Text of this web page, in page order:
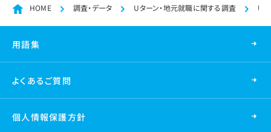
HOME 調査・データ Uターン・地元就職に関する調査 U
用語集
よくあるご質問
個人情報保護方針